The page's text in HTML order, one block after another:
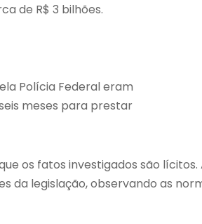
de R$ 3 bilhões.
Polícia Federal eram
meses para prestar
os fatos investigados são lícitos.
da legislação, observando as